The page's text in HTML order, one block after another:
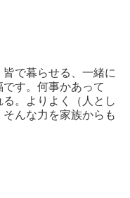
で暮らせる、一緒に
す。何事かあって
。よりよく（人とし
んな力を家族からも